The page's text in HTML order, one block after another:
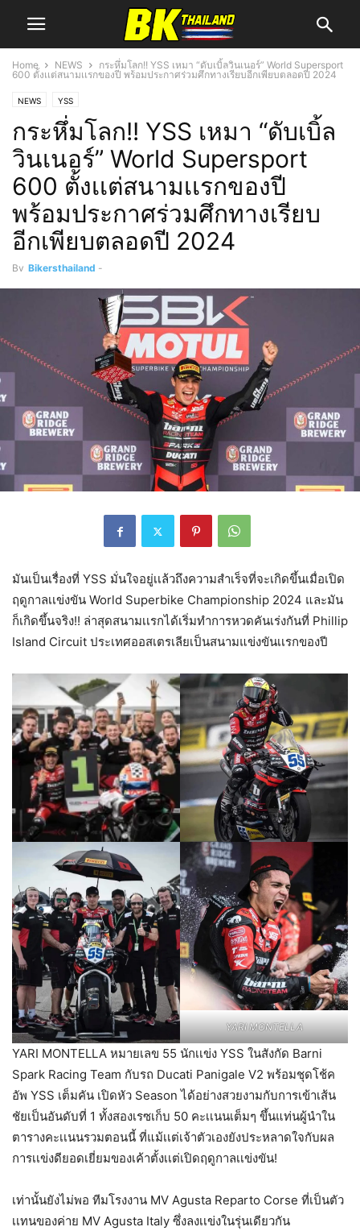
Home NEWS
กระหึ่มโลก!! YSS เหมา “ดับเบิ้ลวินเนอร์” World Supersport
600 ตั้งเเต่สนามเเรกของปี พร้อมประกาศร่วมศึกทางเรียบอีกเพียบตลอดปี 2024
NEWS YSS
กระหึ่มโลก!! YSS เหมา “ดับเบิ้ล
วินเนอร์” World Supersport
600 ตั้งเเต่สนามเเรกของปี
พร้อมประกาศร่วมศึกทางเรียบ
อีกเพียบตลอดปี 2024
By Bikersthailand -
มันเป็นเรื่องที่ YSS มั่นใจอยู่เเล้วถึงความสำเร็จที่จะเกิดขึ้นเมื่อเปิด
ฤดูกาลเเข่งขัน World Superbike Championship 2024 และมัน
ก็เกิดขึ้นจริง!! ล่าสุดสนามเเรกได้เริ่มทำการหวดคันเร่งกันที่ Phillip
Island Circuit ประเทศออสเตรเลียเป็นสนามแข่งขันเเรกของปี
YARI MONTELLA
YARI MONTELLA หมายเลข 55 นักเเข่ง YSS ในสังกัด Barni
Spark Racing Team กับรถ Ducati Panigale V2 พร้อมชุดโช้ค
อัพ YSS เต็มคัน เปิดหัว Season ได้อย่างสวยงามกับการเข้าเส้น
ชัยเป็นอันดับที่ 1 ทั้งสองเรซเก็บ 50 คะเเนนเต็มๆ ขึ้นแท่นผู้นำใน
ตารางคะเเนนรวมตอนนี้ ที่แม้เเต่เจ้าตัวเองยังประหลาดใจกับผล
การเเข่งดียอดเยี่ยมของเค้าตั้งเเต่เปิดฤดูกาลเเข่งขัน!
เท่านั้นยังไม่พอ ทีมโรงงาน MV Agusta Reparto Corse ที่เป็นตัว
เเทนของค่าย MV Agusta Italy ซึ่งลงเเข่งในรุ่นเดียวกัน